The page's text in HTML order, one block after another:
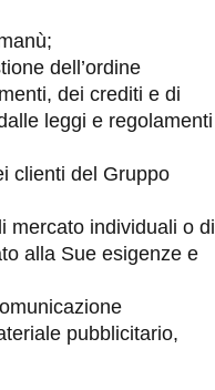
dell’ordine
dei crediti e di
leggi e regolamenti
clienti del Gruppo
mercato individuali o di
alla Sue esigenze e
pubblicitario,